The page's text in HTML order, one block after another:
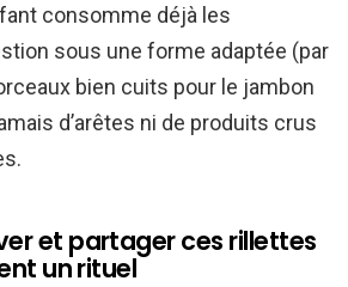
consomme déjà les
sous une forme adaptée (par
bien cuits pour le jambon
d’arêtes ni de produits crus
et partager ces rillettes
un rituel